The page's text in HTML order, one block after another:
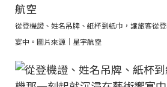
從登機證、姓名吊牌、紙杯到紙巾，讓旅客從
宴中。圖片來源｜星宇航空